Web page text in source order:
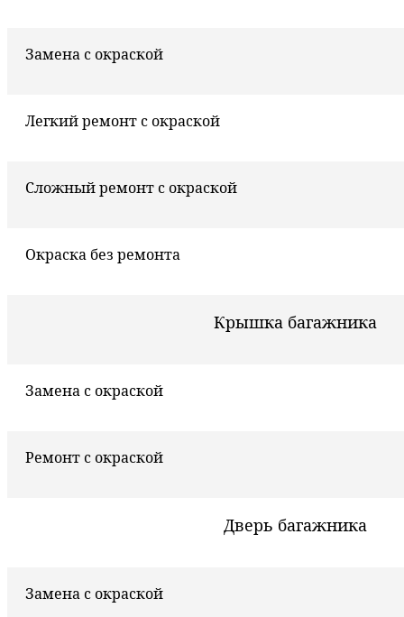
Замена с окраской
Легкий ремонт с окраской
Сложный ремонт с окраской
Окраска без ремонта
Крышка багажника
Замена с окраской
Ремонт с окраской
Дверь багажника
Замена с окраской